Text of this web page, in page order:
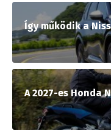
Így működik a
A 2027-es Honda